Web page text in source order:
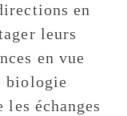
en
leurs
en vue
biologie
échanges